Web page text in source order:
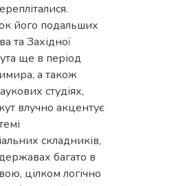
його подальших
та Західної
ще в період
а також
студіях,
влучно акцентує
складників,
багато в
цілком логічно